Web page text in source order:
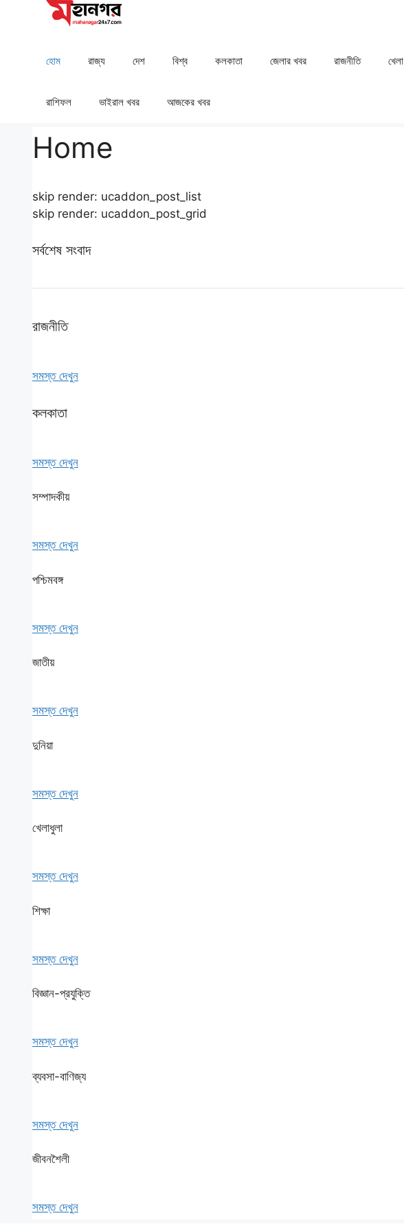
হোম রাজ্য দেশ ⁠বিশ্ব কলকাতা ⁠⁠জেলার খবর রাজনীতি খেলা
রাশিফল ⁠⁠ভাইরাল খবর আজকের খবর
Home
skip render: ucaddon_post_list
skip render: ucaddon_post_grid
সর্বশেষ সংবাদ
রাজনীতি
সমস্ত দেখুন
কলকাতা
সমস্ত দেখুন
সম্পাদকীয়
সমস্ত দেখুন
পশ্চিমবঙ্গ
সমস্ত দেখুন
জাতীয়
সমস্ত দেখুন
দুনিয়া
সমস্ত দেখুন
খেলাধুলা
সমস্ত দেখুন
শিক্ষা
সমস্ত দেখুন
বিজ্ঞান-প্রযুক্তি
সমস্ত দেখুন
ব্যবসা-বাণিজ্য
সমস্ত দেখুন
জীবনশৈলী
সমস্ত দেখুন